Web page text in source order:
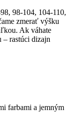
98-104, 104-110,
zmerať výšku
Ak váhate
rastúci dizajn
farbami a jemným